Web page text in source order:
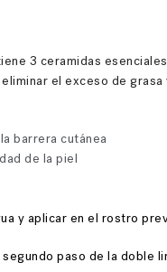
3 ceramidas
el exceso de
barrera cutánea
de la piel
y aplicar en el rostro
paso de la doble